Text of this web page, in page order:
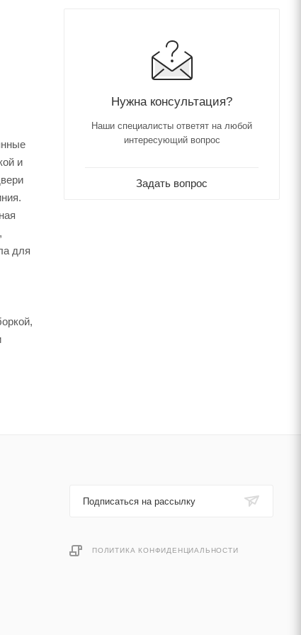
и
для
Нужна консультация?
Наши специалисты ответят на любой
интересующий вопрос
Задать вопрос
Подписаться на рассылку
ПОЛИТИКА КОНФИДЕНЦИАЛЬНОСТИ